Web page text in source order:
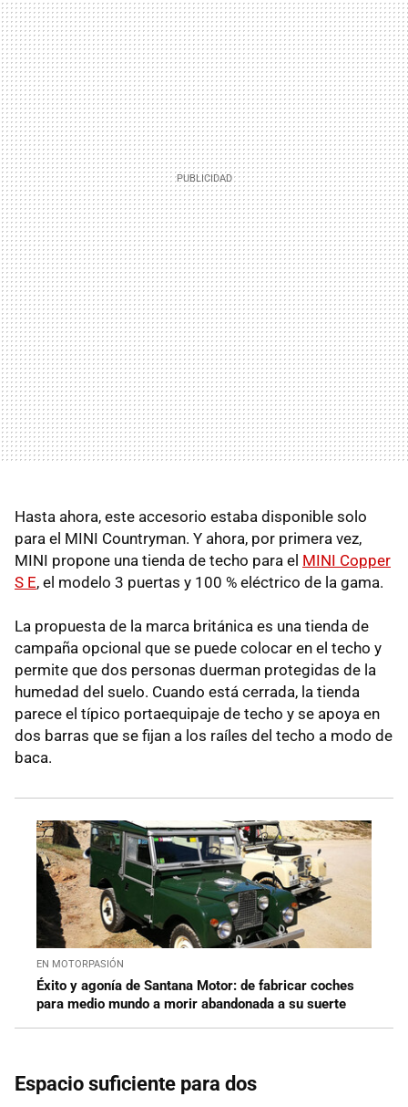
Hasta ahora, este accesorio estaba disponible solo
para el MINI Countryman. Y ahora, por primera vez,
MINI propone una tienda de techo para el MINI Copper
S E, el modelo 3 puertas y 100 % eléctrico de la gama.
La propuesta de la marca británica es una tienda de
campaña opcional que se puede colocar en el techo y
permite que dos personas duerman protegidas de la
humedad del suelo. Cuando está cerrada, la tienda
parece el típico portaequipaje de techo y se apoya en
dos barras que se fijan a los raíles del techo a modo de
baca.
EN MOTORPASIÓN
Éxito y agonía de Santana Motor: de fabricar coches
para medio mundo a morir abandonada a su suerte
Espacio suficiente para dos